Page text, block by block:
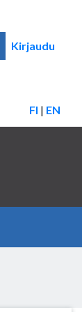
Kirjaudu
FI | EN